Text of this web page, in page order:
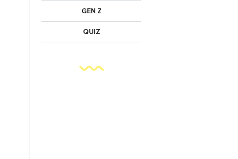
GEN Z
QUIZ